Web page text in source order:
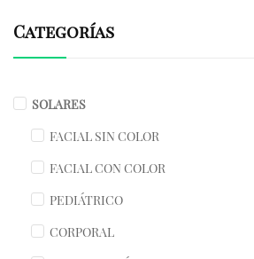
Categorías
SOLARES
FACIAL SIN COLOR
FACIAL CON COLOR
PEDIÁTRICO
CORPORAL